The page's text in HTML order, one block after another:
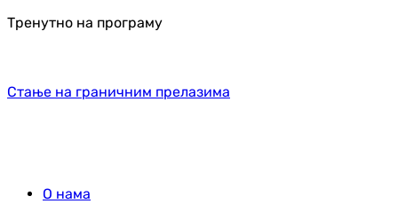
Тренутно на програму
Стање на граничним прелазима
О нама